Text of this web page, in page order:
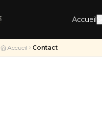
Accueil
Accueil Contact